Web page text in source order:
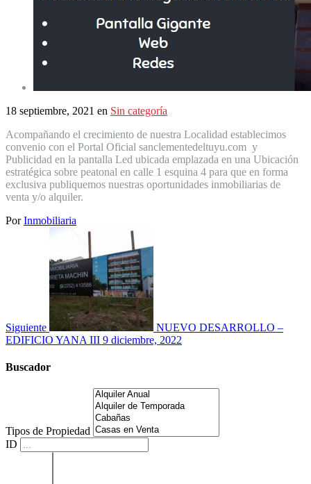
18 septiembre, 2021 en Sin categoría
Acompañando el crecimiento de nuestra Localidad establecimos
convenio con el Portal Oficial sanclementedeltuyu.com y
Publicidad en la pantalla Led ubicada emplazada en una Ubicación
estratégica sobre peatonal en calle 1 esquina 4 para que en forma
exclusiva publiquemos nuestras oportunidades inmobiliarias de
venta y/o alquiler.
Por Inmobiliaria
Siguiente
NUEVO DESARROLLO –
EDIFICIO YANA III 9 diciembre, 2022
Buscador
Tipos de Propiedad
ID